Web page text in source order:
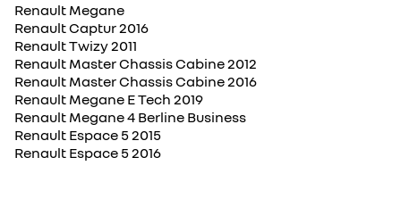
Renault Megane
Renault Captur 2016
Renault Twizy 2011
Renault Master Chassis Cabine 2012
Renault Master Chassis Cabine 2016
Renault Megane E Tech 2019
Renault Megane 4 Berline Business
Renault Espace 5 2015
Renault Espace 5 2016